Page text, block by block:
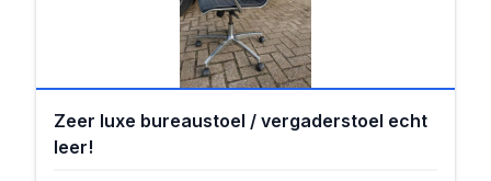
Zeer luxe bureaustoel / vergaderstoel echt
leer!